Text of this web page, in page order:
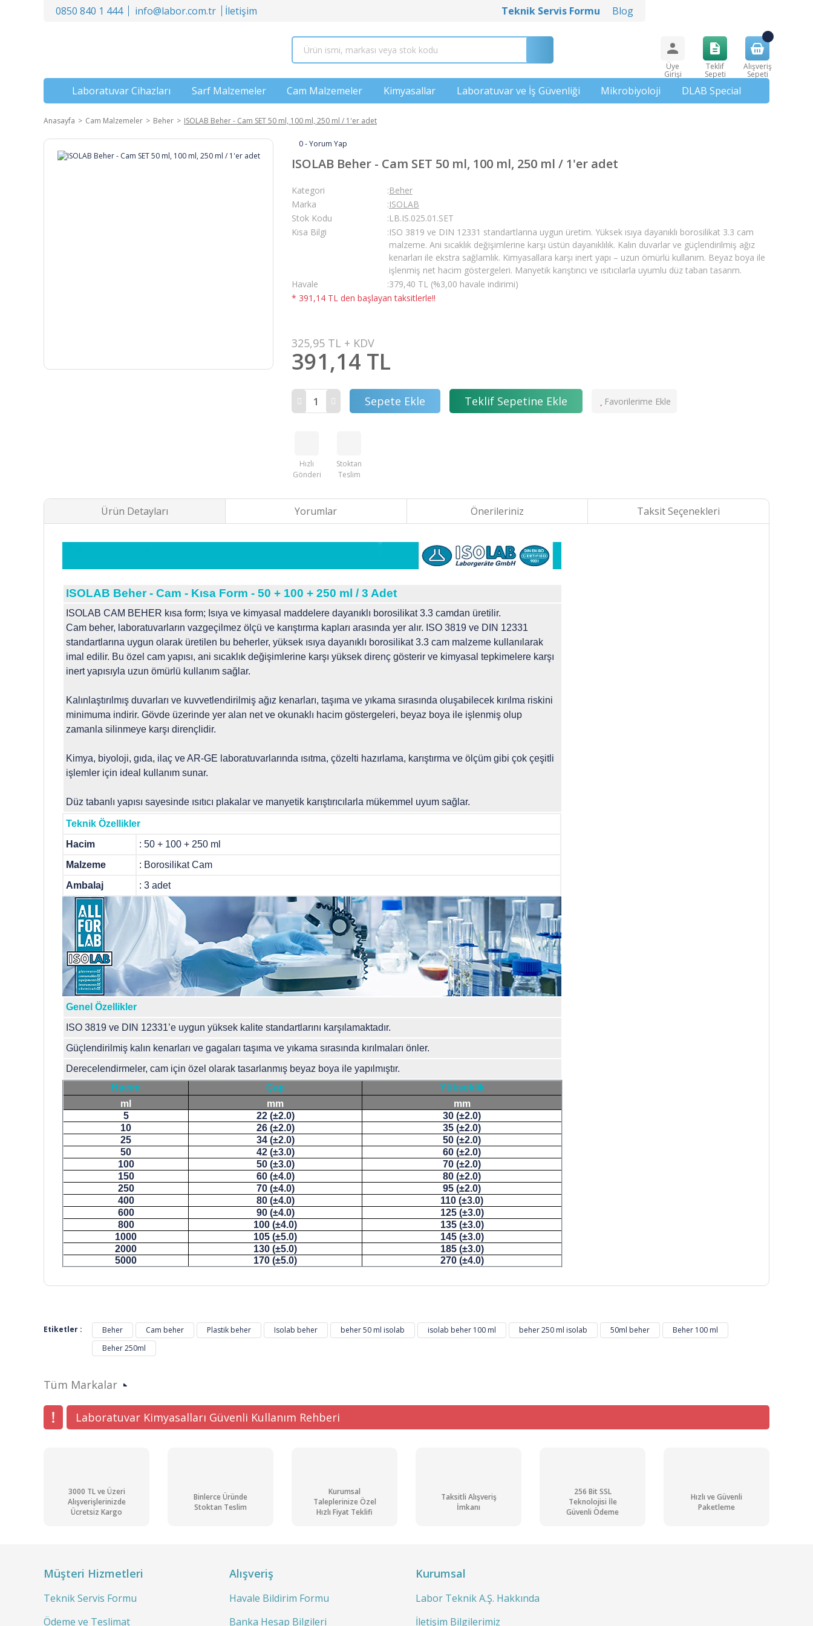
0850 840 1 444 info@labor.com.tr İletişim Teknik Servis Formu Blog
Üye
Girişi
Teklif
Sepeti
Alışveriş
Sepeti
Laboratuvar Cihazları Sarf Malzemeler Cam Malzemeler Kimyasallar Laboratuvar ve İş Güvenliği Mikrobiyoloji DLAB Special
Anasayfa Cam Malzemeler Beher ISOLAB Beher - Cam SET 50 ml, 100 ml, 250 ml / 1'er adet
0 - Yorum Yap
ISOLAB Beher - Cam SET 50 ml, 100 ml, 250 ml / 1'er adet
Kategori
Beher
Marka
ISOLAB
Stok Kodu
LB.IS.025.01.SET
Kısa Bilgi
ISO 3819 ve DIN 12331 standartlarına uygun üretim. Yüksek ısıya dayanıklı borosilikat 3.3 cam
malzeme. Ani sıcaklık değişimlerine karşı üstün dayanıklılık. Kalın duvarlar ve güçlendirilmiş ağız
kenarları ile ekstra sağlamlık. Kimyasallara karşı inert yapı – uzun ömürlü kullanım. Beyaz boya ile
işlenmiş net hacim göstergeleri. Manyetik karıştırıcı ve ısıtıcılarla uyumlu düz taban tasarım.
Havale
379,40 TL (%3,00 havale indirimi)
* 391,14 TL den başlayan taksitlerle!!
325,95 TL + KDV
391,14 TL
Sepete Ekle Teklif Sepetine Ekle
Hızlı
Gönderi
Stoktan
Teslim
Ürün Detayları Yorumlar Önerileriniz Taksit Seçenekleri
ISOLAB Beher - Cam - Kısa Form - 50 + 100 + 250 ml / 3 Adet
ISOLAB CAM BEHER kısa form; Isıya ve kimyasal maddelere dayanıklı borosilikat 3.3 camdan üretilir.
Cam beher, laboratuvarların vazgeçilmez ölçü ve karıştırma kapları arasında yer alır. ISO 3819 ve DIN 12331
standartlarına uygun olarak üretilen bu beherler, yüksek ısıya dayanıklı borosilikat 3.3 cam malzeme kullanılarak
imal edilir. Bu özel cam yapısı, ani sıcaklık değişimlerine karşı yüksek direnç gösterir ve kimyasal tepkimelere karşı
inert yapısıyla uzun ömürlü kullanım sağlar.
Kalınlaştırılmış duvarları ve kuvvetlendirilmiş ağız kenarları, taşıma ve yıkama sırasında oluşabilecek kırılma riskini
minimuma indirir. Gövde üzerinde yer alan net ve okunaklı hacim göstergeleri, beyaz boya ile işlenmiş olup
zamanla silinmeye karşı dirençlidir.
Kimya, biyoloji, gıda, ilaç ve AR-GE laboratuvarlarında ısıtma, çözelti hazırlama, karıştırma ve ölçüm gibi çok çeşitli
işlemler için ideal kullanım sunar.
Düz tabanlı yapısı sayesinde ısıtıcı plakalar ve manyetik karıştırıcılarla mükemmel uyum sağlar.
Teknik Özellikler
Hacim
: 50 + 100 + 250 ml
Malzeme
: Borosilikat Cam
Ambalaj
: 3 adet
Genel Özellikler
ISO 3819 ve DIN 12331’e uygun yüksek kalite standartlarını karşılamaktadır.
Güçlendirilmiş kalın kenarları ve gagaları taşıma ve yıkama sırasında kırılmaları önler.
Derecelendirmeler, cam için özel olarak tasarlanmış beyaz boya ile yapılmıştır.
Hacim
Çap
Yükseklik
ml
mm
mm
5
22 (±2.0)
30 (±2.0)
10
26 (±2.0)
35 (±2.0)
25
34 (±2.0)
50 (±2.0)
50
42 (±3.0)
60 (±2.0)
100
50 (±3.0)
70 (±2.0)
150
60 (±4.0)
80 (±2.0)
250
70 (±4.0)
95 (±2.0)
400
80 (±4.0)
110 (±3.0)
600
90 (±4.0)
125 (±3.0)
800
100 (±4.0)
135 (±3.0)
1000
105 (±5.0)
145 (±3.0)
2000
130 (±5.0)
185 (±3.0)
5000
170 (±5.0) 270 (±4.0)
Bu ürüne ilk yorumu siz yapın!
Görüş ve önerileriniz için teşekkür ederiz.
Ürün resmi kalitesiz, bozuk veya görüntülenemiyor.
Ürün bilgilerinde hatalar bulunuyor.
Bu ürüne benzer farklı alternatifler olmalı.
Etiketler : Beher Cam beher Plastik beher Isolab beher beher 50 ml isolab isolab beher 100 ml beher 250 ml isolab 50ml beher
Beher 100 ml
Beher 250ml
Tüm Markalar
Laboratuvar Kimyasalları Güvenli Kullanım Rehberi
3000 TL ve Üzeri
Alışverişlerinizde
Ücretsiz Kargo
Binlerce Üründe
Stoktan Teslim
Kurumsal
Taleplerinize Özel
Hızlı Fiyat Teklifi
Taksitli Alışveriş
İmkanı
256 Bit SSL
Teknolojisi İle
Güvenli Ödeme
Hızlı ve Güvenli
Paketleme
Müşteri Hizmetleri
Teknik Servis Formu
Ödeme ve Teslimat
Alışveriş
Havale Bildirim Formu
Banka Hesap Bilgileri
Kurumsal
Labor Teknik A.Ş. Hakkında
İletişim Bilgilerimiz